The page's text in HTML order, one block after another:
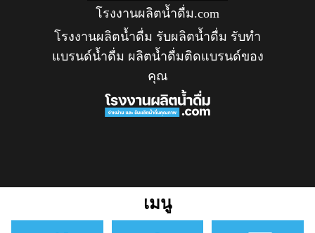
โรงงานผลิตน้ำดื่ม.com
โรงงานผลิตน้ำดื่ม รับผลิตน้ำดื่ม รับทำ
แบรนด์น้ำดื่ม ผลิตน้ำดื่มติดแบรนด์ของ
คุณ
เมนู